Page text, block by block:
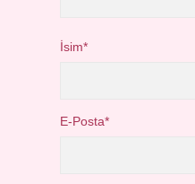
İsim*
E-Posta*